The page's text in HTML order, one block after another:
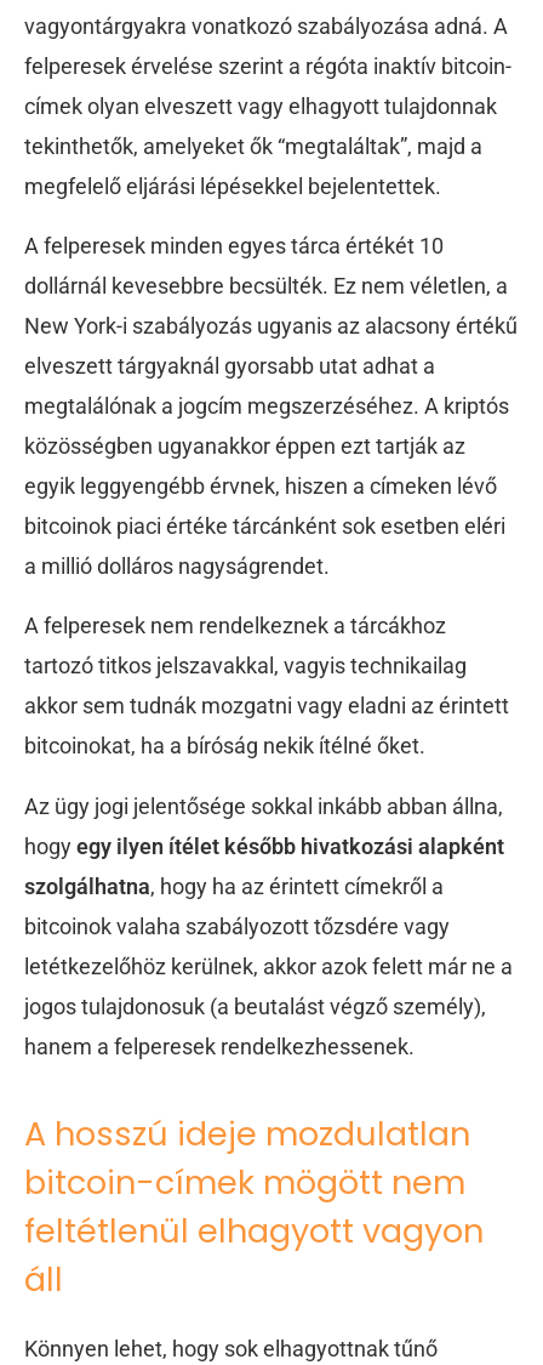
vagyontárgyakra vonatkozó szabályozása adná. A
felperesek érvelése szerint a régóta inaktív bitcoin-
címek olyan elveszett vagy elhagyott tulajdonnak
tekinthetők, amelyeket ők “megtaláltak”, majd a
megfelelő eljárási lépésekkel bejelentettek.
A felperesek minden egyes tárca értékét 10
dollárnál kevesebbre becsülték. Ez nem véletlen, a
New York-i szabályozás ugyanis az alacsony értékű
elveszett tárgyaknál gyorsabb utat adhat a
megtalálónak a jogcím megszerzéséhez. A kriptós
közösségben ugyanakkor éppen ezt tartják az
egyik leggyengébb érvnek, hiszen a címeken lévő
bitcoinok piaci értéke tárcánként sok esetben eléri
a millió dolláros nagyságrendet.
A felperesek nem rendelkeznek a tárcákhoz
tartozó titkos jelszavakkal, vagyis technikailag
akkor sem tudnák mozgatni vagy eladni az érintett
bitcoinokat, ha a bíróság nekik ítélné őket.
Az ügy jogi jelentősége sokkal inkább abban állna,
hogyegy ilyen ítélet később hivatkozási alapként
szolgálhatna, hogy ha az érintett címekről a
bitcoinok valaha szabályozott tőzsdére vagy
letétkezelőhöz kerülnek, akkor azok felett már ne a
jogos tulajdonosuk (a beutalást végző személy),
hanem a felperesek rendelkezhessenek.
A hosszú ideje mozdulatlan
bitcoin-címek mögött nem
feltétlenül elhagyott vagyon
áll
Könnyen lehet, hogy sok elhagyottnak tűnő